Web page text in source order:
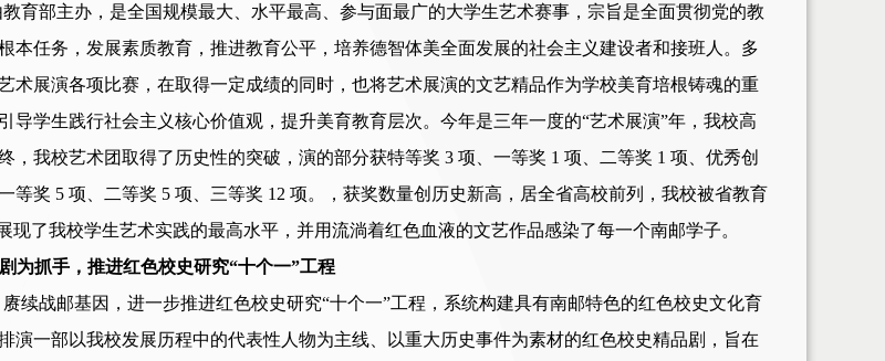
育部主办，是全国规模最大、水平最高、参与面最广的大学生艺术赛事，宗旨是全面贯彻党的教
本任务，发展素质教育，推进教育公平，培养德智体美全面发展的社会主义建设者和接班人。多
术展演各项比赛，在取得一定成绩的同时，也将艺术展演的文艺精品作为学校美育培根铸魂的重
导学生践行社会主义核心价值观，提升美育教育层次。今年是三年一度的“艺术展演”年，我校高
，我校艺术团取得了历史性的突破，演的部分获特等奖 3 项、一等奖 1 项、二等奖 1 项、优秀创
等奖 5 项、二等奖 5 项、三等奖 12 项。，获奖数量创历史新高，居全省高校前列，我校被省教育
现了我校学生艺术实践的最高水平，并用流淌着红色血液的文艺作品感染了每一个南邮学子。
为抓手，推进红色校史研究“十个一”工程
续战邮基因，进一步推进红色校史研究“十个一”工程，系统构建具有南邮特色的红色校史文化育
演一部以我校发展历程中的代表性人物为主线、以重大历史事件为素材的红色校史精品剧，旨在